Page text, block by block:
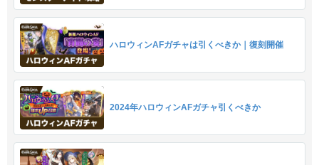
ハロウィンAFガチャは引くべきか｜復刻開催
2024年ハロウィンAFガチャ引くべきか